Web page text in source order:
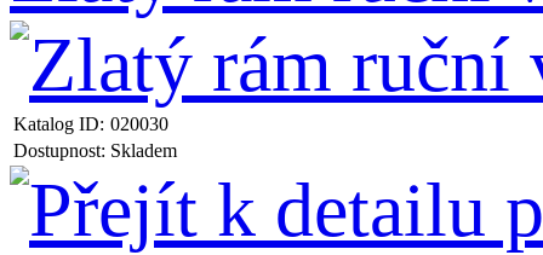
Katalog ID: 020030
Dostupnost: Skladem